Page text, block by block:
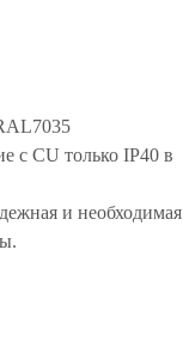
с CU только IP40 в
и необходимая